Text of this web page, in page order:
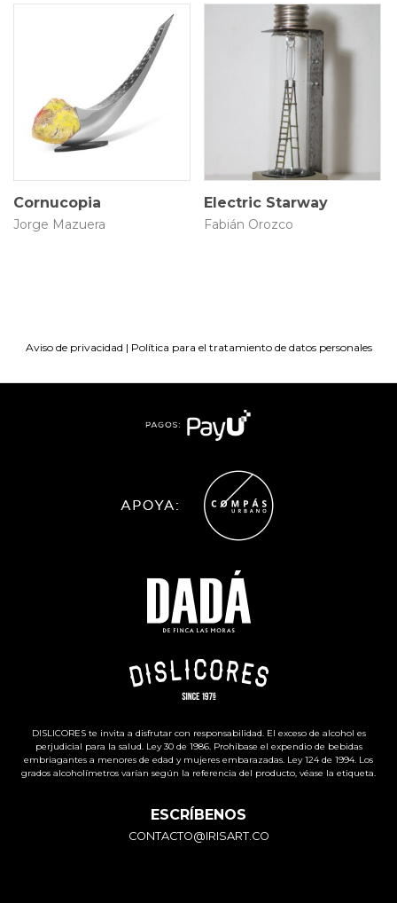
11 × 53 × 92 cm
$10.463.530
Cornucopia
Jorge Mazuera
6 × 6 × 22 cm
1.350.000
Electric Starway
Fabián Orozco
Aviso de privacidad | Política para el tratamiento de datos personales
DISLICORES te invita a disfrutar con responsabilidad. El exceso de alcohol es
perjudicial para la salud. Ley 30 de 1986. Prohíbase el expendio de bebidas
embriagantes a menores de edad y mujeres embarazadas. Ley 124 de 1994. Los
grados alcoholímetros varían según la referencia del producto, véase la etiqueta.
ESCRÍBENOS
CONTACTO@IRISART.CO